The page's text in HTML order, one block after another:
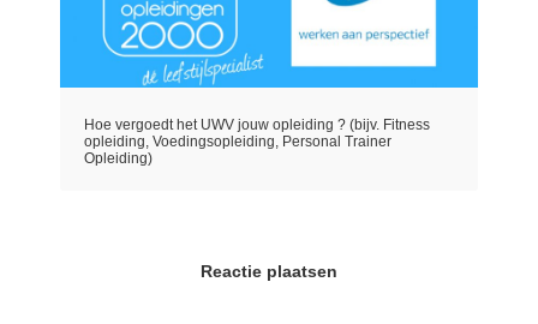
Hoe vergoedt het UWV jouw opleiding ? (bijv. Fitness
opleiding, Voedingsopleiding, Personal Trainer
Opleiding)
Reactie plaatsen